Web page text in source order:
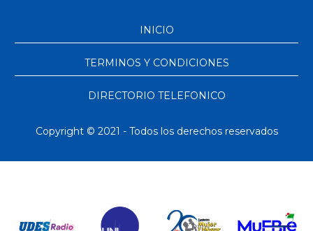
INICIO
TERMINOS Y CONDICIONES
DIRECTORIO TELEFONICO
Copyright © 2021 - Todos los derechos reservados